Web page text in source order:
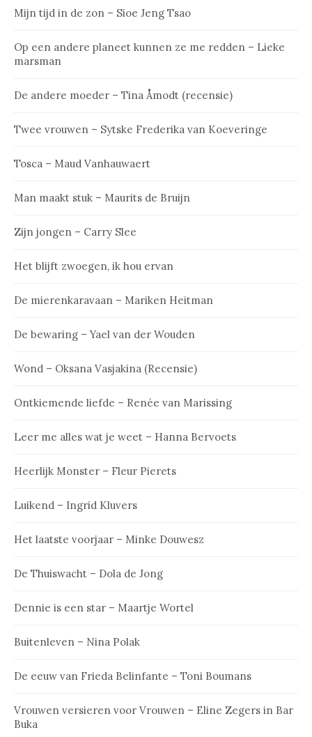
Mijn tijd in de zon – Sioe Jeng Tsao
Op een andere planeet kunnen ze me redden – Lieke
marsman
De andere moeder – Tina Åmodt (recensie)
Twee vrouwen – Sytske Frederika van Koeveringe
Tosca – Maud Vanhauwaert
Man maakt stuk – Maurits de Bruijn
Zijn jongen – Carry Slee
Het blijft zwoegen, ik hou ervan
De mierenkaravaan – Mariken Heitman
De bewaring – Yael van der Wouden
Wond – Oksana Vasjakina (Recensie)
Ontkiemende liefde – Renée van Marissing
Leer me alles wat je weet – Hanna Bervoets
Heerlijk Monster – Fleur Pierets
Luikend – Ingrid Kluvers
Het laatste voorjaar – Minke Douwesz
De Thuiswacht – Dola de Jong
Dennie is een star – Maartje Wortel
Buitenleven – Nina Polak
De eeuw van Frieda Belinfante – Toni Boumans
Vrouwen versieren voor Vrouwen – Eline Zegers in Bar
Buka